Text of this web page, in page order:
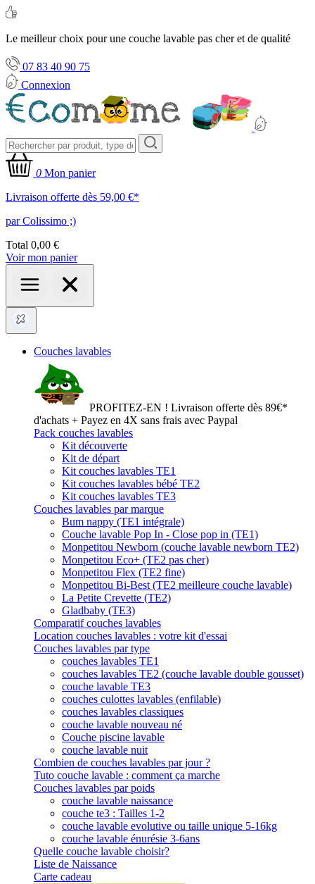
Le meilleur choix pour une couche lavable pas cher et de qualité
07 83 40 90 75
Connexion
0 Mon panier
Livraison offerte dès 59,00 €*
par Colissimo ;)
Total 0,00 €
Voir mon panier
Couches lavables
PROFITEZ-EN ! Livraison offerte dès 89€*
d'achats + Payez en 4X sans frais avec Paypal
Pack couches lavables
Kit découverte
Kit de départ
Kit couches lavables TE1
Kit couches lavables bébé TE2
Kit couches lavables TE3
Couches lavables par marque
Bum nappy (TE1 intégrale)
Couche lavable Pop In - Close pop in (TE1)
Monpetitou Newborn (couche lavable newborn TE2)
Monpetitou Eco+ (TE2 pas cher)
Monpetitou Flex (TE2 fine)
Monpetitou Bi-Best (TE2 meilleure couche lavable)
La Petite Crevette (TE2)
Gladbaby (TE3)
Comparatif couches lavables
Location couches lavables : votre kit d'essai
Couches lavables par type
couches lavables TE1
couches lavables TE2 (couche lavable double gousset)
couche lavable TE3
couches culottes lavables (enfilable)
couches lavables classiques
couche lavable nouveau né
Couche piscine lavable
couche lavable nuit
Combien de couches lavables par jour ?
Tuto couche lavable : comment ça marche
Couches lavables par poids
couche lavable naissance
couche te3 : Tailles 1-2
couche lavable evolutive ou taille unique 5-16kg
couche lavable énurésie 3-6ans
Quelle couche lavable choisir?
Liste de Naissance
Carte cadeau